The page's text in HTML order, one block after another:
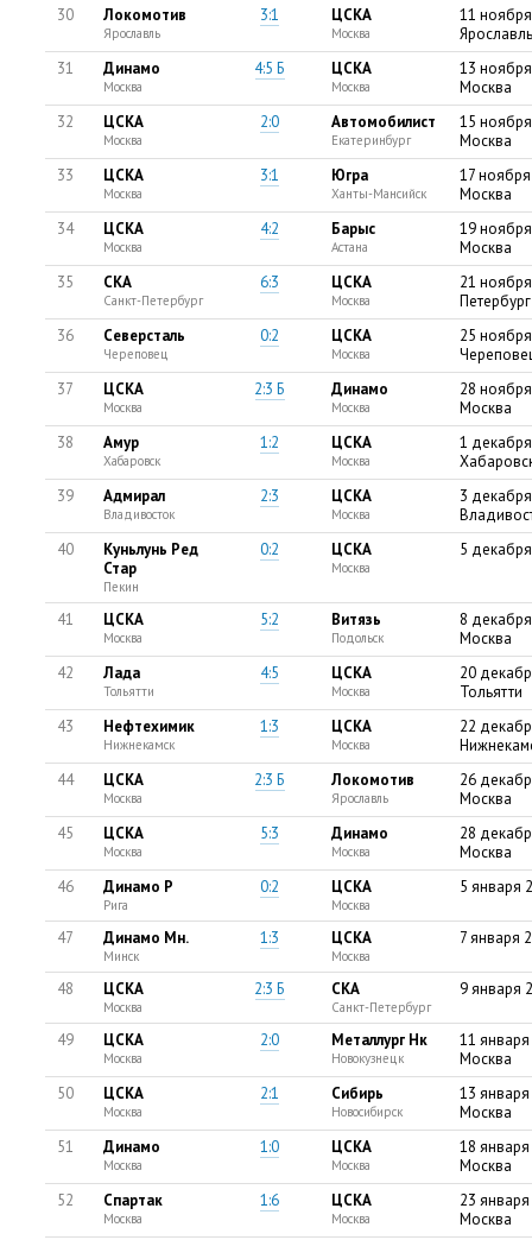
30
Локомотив
Ярославль
3:1 ЦСКА
Москва
11
Ярославль
31
Динамо
Москва
4:5 Б ЦСКА
Москва
13
Москва
32
ЦСКА
Москва
2:0 Автомобилист
Екатеринбург
15
Москва
33
ЦСКА
Москва
3:1 Югра
Ханты-Мансийск
17
Москва
34
ЦСКА
Москва
4:2 Барыс
Астана
19
Москва
35
СКА
Санкт-Петербург
6:3 ЦСКА
Москва
21
Петербург
36
Северсталь
Череповец
0:2 ЦСКА
Москва
25
37
ЦСКА
Москва
2:3 Б Динамо
Москва
28
Москва
38
Амур
Хабаровск
1:2 ЦСКА
Москва
1
39
Адмирал
Владивосток
2:3 ЦСКА
Москва
3
40
Куньлунь Ред
Стар
Пекин
0:2 ЦСКА
Москва
5
41 ЦСКА
Москва
5:2 Витязь
Подольск
8
Москва
42
Лада
Тольятти
4:5 ЦСКА
Москва
20
Тольятти
43
Нефтехимик
Нижнекамск
1:3 ЦСКА
Москва
22
44
ЦСКА
Москва
2:3 Б Локомотив
Ярославль
26
Москва
45
ЦСКА
Москва
5:3 Динамо
Москва
28
Москва
46
Динамо Р
Рига
0:2 ЦСКА
Москва
5 января
47 Динамо Мн.
Минск
1:3 ЦСКА
Москва
7 января
48 ЦСКА
Москва
2:3 Б СКА
Санкт-Петербург
9 января
49 ЦСКА
Москва
2:0 Металлург Нк
Новокузнецк
11
Москва
50
ЦСКА
Москва
2:1 Сибирь
Новосибирск
13
Москва
51
Динамо
Москва
1:0 ЦСКА
Москва
18
Москва
52
Спартак
Москва
1:6 ЦСКА
Москва
23
Москва